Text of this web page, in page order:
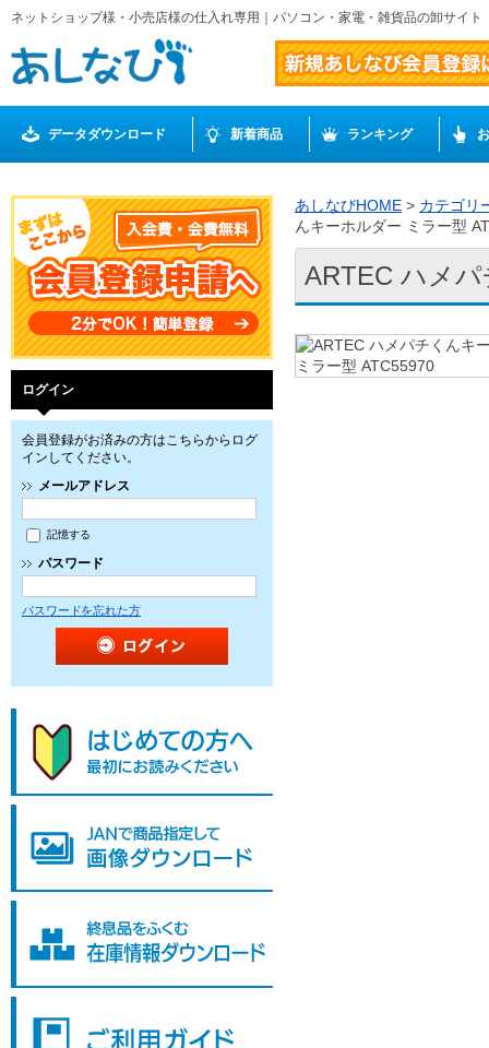
ネットショップ様・小売店様の仕入れ専用｜パソコン・家電・雑貨品の卸サイ
データダウンロード 新着商品 ランキング
ログイン
会員登録がお済みの方はこちらからログ
インしてください。
メールアドレス
記憶する
パスワード
パスワードを忘れた方
あしなびHOME > カテゴリ
んキーホルダー ミラー型
ARTEC ハメ